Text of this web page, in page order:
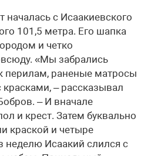
с Исаакиевского
101,5 метра. Его шапка
и четко
«Мы забрались
перилам, раненые матросы
– рассказывал
– И вначале
и крест. Затем буквально
краской и четыре
неделю Исаакий слился с